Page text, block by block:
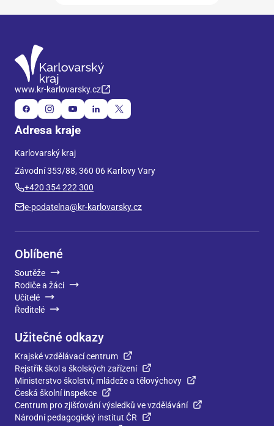
www.kr-karlovarsky.cz
Adresa kraje
Karlovarský kraj
Závodní 353/88, 360 06 Karlovy Vary
+420 354 222 300
e-podatelna@kr-karlovarsky.cz
Oblíbené
Soutěže
Rodiče a žáci
Učitelé
Ředitelé
Užitečné odkazy
Krajské vzdělávací centrum
Rejstřík škol a školských zařízení
Ministerstvo školství, mládeže a tělovýchovy
Česká školní inspekce
Centrum pro zjišťování výsledků ve vzdělávání
Národní pedagogický institut ČR